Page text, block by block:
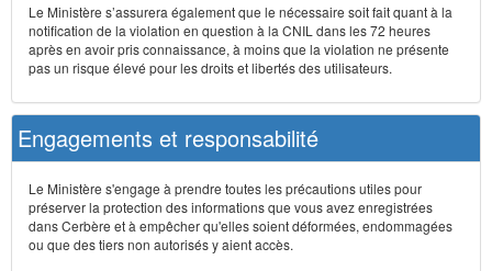
Le Ministère s’assurera également que le nécessaire soit fait quant à la
notification de la violation en question à la CNIL dans les 72 heures
après en avoir pris connaissance, à moins que la violation ne présente
pas un risque élevé pour les droits et libertés des utilisateurs.
Engagements et responsabilité
Le Ministère s'engage à prendre toutes les précautions utiles pour
préserver la protection des informations que vous avez enregistrées
dans Cerbère et à empêcher qu'elles soient déformées, endommagées
ou que des tiers non autorisés y aient accès.